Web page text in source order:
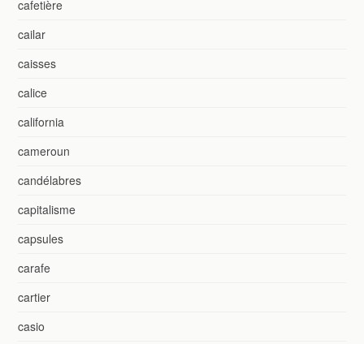
cafetière
cailar
caisses
calice
california
cameroun
candélabres
capitalisme
capsules
carafe
cartier
casio